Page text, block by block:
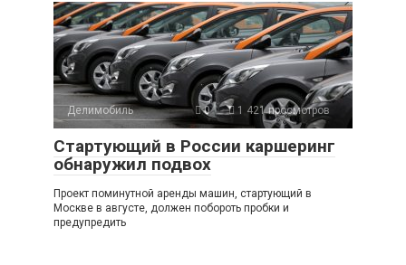
Делимобиль 0 1 421 просмотров
Стартующий в России каршеринг
обнаружил подвох
Проект поминутной аренды машин, стартующий в
Москве в августе, должен побороть пробки и
предупредить